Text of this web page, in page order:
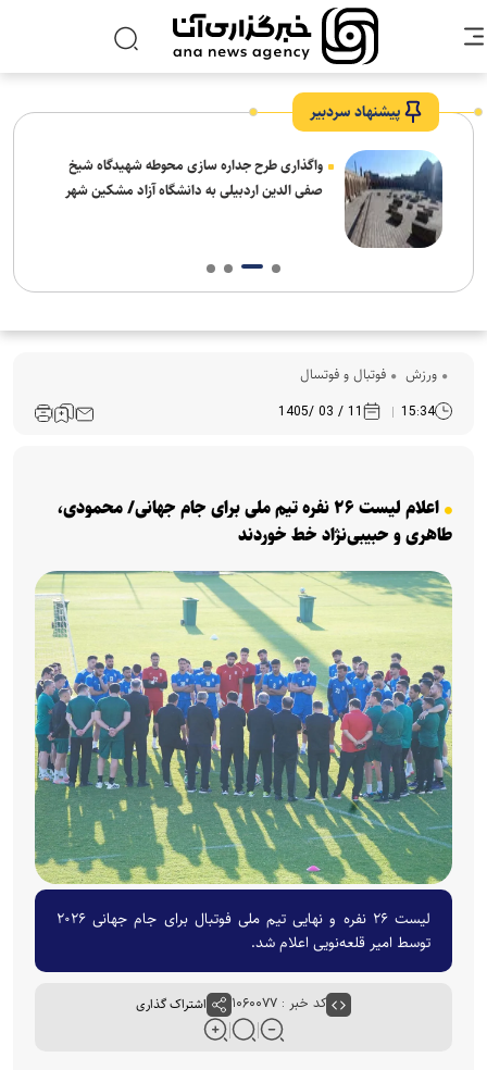
پیشنهاد سردبیر
واگذاری طرح جداره سازی محوطه شهیدگاه شیخ
صفی الدین اردبیلی به دانشگاه آزاد مشکین شهر
ورزش فوتبال و فوتسال
15:34
11 / 03 /1405
اعلام لیست ۲۶ نفره تیم ملی برای جام جهانی/ محمودی،
طاهری و حبیبی‌نژاد خط خوردند
لیست ۲۶ نفره و نهایی تیم ملی فوتبال برای جام جهانی ۲۰۲۶
توسط امیر قلعه‌نویی اعلام شد.
کد خبر : ۱۰۶۰۰۷۷ اشتراک گذاری